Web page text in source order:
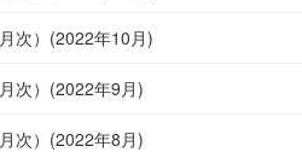
次）(2022年10月)
次）(2022年9月)
次）(2022年8月)